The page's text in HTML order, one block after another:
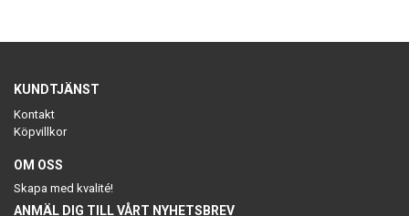
KUNDTJÄNST
Kontakt
Köpvillkor
OM OSS
Skapa med kvalité!
ANMÄL DIG TILL VÅRT NYHETSBREV